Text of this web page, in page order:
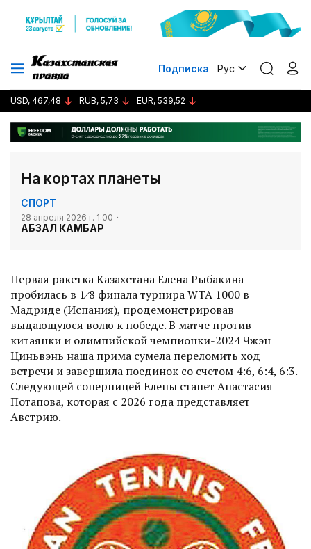
Подписка Рус
USD, 467,48 RUB, 5,73 EUR, 539,52
На кортах планеты
СПОРТ
28 апреля 2026 г. 1:00
АБЗАЛ КАМБАР
Первая ракетка Казахстана Елена Рыбакина
пробилась в 1⁄8 финала турнира WTA 1000 в
Мадриде (Испания), продемонстрировав
выдающуюся волю к победе. В матче против
китаянки и олимпийской чемпионки-2024 Чжэн
Циньвэнь наша прима сумела переломить ход
встречи и завершила поединок со счетом 4:6, 6:4, 6:3.
Следующей соперницей Елены станет Анастасия
Потапова, которая с 2026 года представляет
Австрию.